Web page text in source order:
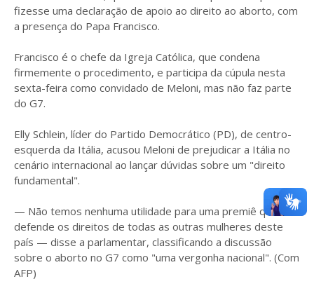
fizesse uma declaração de apoio ao direito ao aborto, com
a presença do Papa Francisco.
Francisco é o chefe da Igreja Católica, que condena
firmemente o procedimento, e participa da cúpula nesta
sexta-feira como convidado de Meloni, mas não faz parte
do G7.
Elly Schlein, líder do Partido Democrático (PD), de centro-
esquerda da Itália, acusou Meloni de prejudicar a Itália no
cenário internacional ao lançar dúvidas sobre um "direito
fundamental".
— Não temos nenhuma utilidade para uma premiê que não
defende os direitos de todas as outras mulheres deste
país — disse a parlamentar, classificando a discussão
sobre o aborto no G7 como "uma vergonha nacional". (Com
AFP)